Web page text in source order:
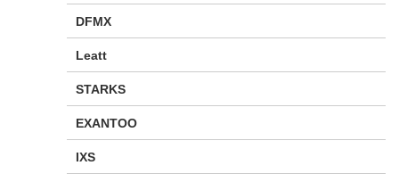
DFMX
Leatt
STARKS
EXANTOO
IXS